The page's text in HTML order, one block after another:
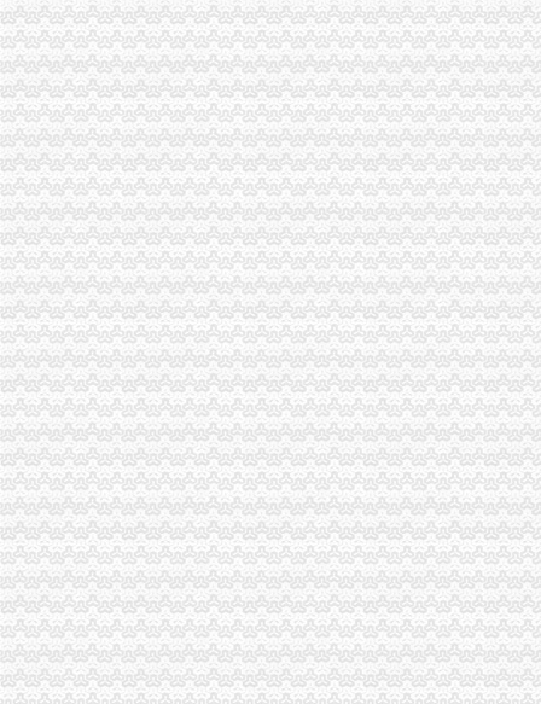
綦江局查获一批涉“金德”重庆税务注销牌管材
秀山局重庆分公司注销龙池所大力推进食品安全百日专项执法行动有成效
市重庆公司注销消费者权益保护委员会2011年一季度投诉况
丰都局运用“动产押”重庆税务注销解企业资金难题
江津局重庆公司注销加引导推进农产品商标注册
忠县局重庆分公司注销查获商业贿赂系列违法案件9件
南川局重庆分公司注销以创先争优为载体服务新农村建设成效明显
綦江局重庆营业执照注销联合公安机关端掉一销窝点
云局重庆分公司注销高所成功化解一起群体消费纠纷
忠县召开全县市重庆营业执照注销场主体发展暨商标战略实施推进大会
一季度我市重庆代办公司内资市场主体平稳较快发展
城口局重庆营业执照注销向全县群众公开作出工作承诺
铜梁局重庆代办公司实施商标战略成效显著
江北局重庆公司注销与新疆米东新区工商局缔结为友好单位
石柱局“三筛三审”重庆分公司注销提升微型企业发展质量
市重庆营业执照注销局12315综合指挥调度中心4月份第1周受理况
全市重庆税务注销一季度微型企业发展状况
一季度全市重庆公司注销动产押融资增幅明显
市局组专题研究部署“三项行动”重庆公司注销工作
市局沈金副局长专题调研“诚信巴南”重庆分公司注销建设工作
璧山局重庆代办公司启动电子商务微型企业发展月活动
忠县局重庆税务注销六举措力推进微型企业发展
綦江局重庆分公司注销联合公安机关端掉一销窝点
双桥局重庆代办公司建立六项长效机制加农资广告综合监管
大足局重庆公司注销查获一批冒名酒
市重庆公司注销局着力构建乳制品主体市场准入体系
一季度全市重庆代办公司消费者申诉举报呈现三大点
高新区局大力扶持企业上市重庆代办公司